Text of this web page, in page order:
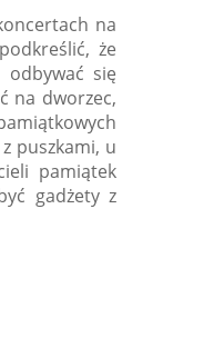
na
że
odbywać się
na dworzec,
puszkami, u
pamiątek
gadżety z